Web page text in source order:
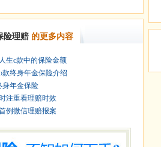
险理赔 的更多内容
生c款中的保险金额
款终身年金保险介绍
身年金保险
注重看理赔时效
例微信理赔报案